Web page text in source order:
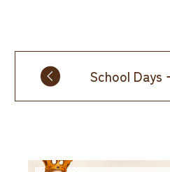
School Days